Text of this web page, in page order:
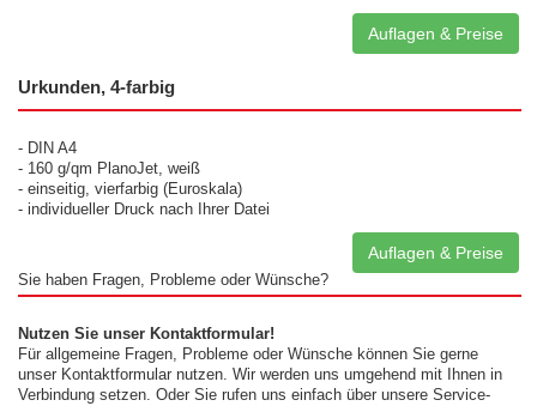
Auflagen & Preise
Urkunden, 4-farbig
- DIN A4
- 160 g/qm PlanoJet, weiß
- einseitig, vierfarbig (Euroskala)
- individueller Druck nach Ihrer Datei
Auflagen & Preise
Sie haben Fragen, Probleme oder Wünsche?
Nutzen Sie unser Kontaktformular!
Für allgemeine Fragen, Probleme oder Wünsche können Sie gerne
unser Kontaktformular nutzen. Wir werden uns umgehend mit Ihnen in
Verbindung setzen. Oder Sie rufen uns einfach über unsere Service-